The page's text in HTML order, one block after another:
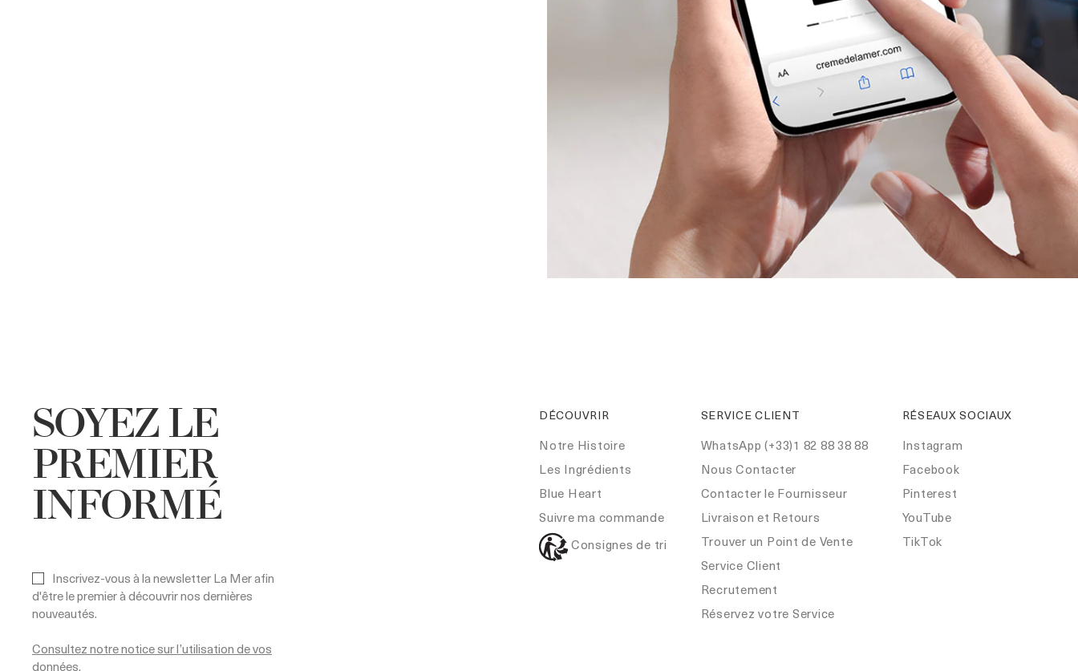
SOYEZ LE
PREMIER
INFORMÉ
Inscrivez-vous à la newsletter La Mer afin
d'être le premier à découvrir nos dernières
nouveautés.
Consultez notre notice sur l’utilisation de vos
données.
DÉCOUVRIR
Notre Histoire
Les Ingrédients
Blue Heart
Suivre ma commande
Consignes de tri
SERVICE CLIENT
WhatsApp (+33)1 82 88 38 88
Nous Contacter
Contacter le Fournisseur
Livraison et Retours
Trouver un Point de Vente
Service Client
Recrutement
Réservez votre Service
RÉSEAUX SOCIAUX
Instagram
Facebook
Pinterest
YouTube
TikTok